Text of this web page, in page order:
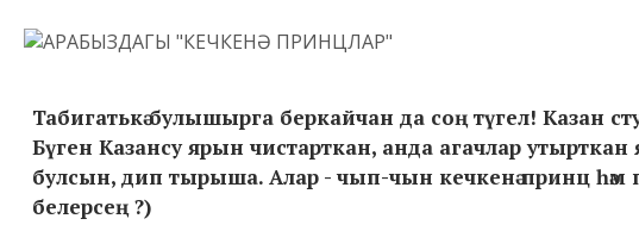
Табигатькә булышырга беркайчан да соң түгел! Казан
Бүген Казансу ярын чистарткан, анда агачлар утырткан
булсын, дип тырыша. Алар - чып-чын кечкенә принц һәм
белерсең ?)